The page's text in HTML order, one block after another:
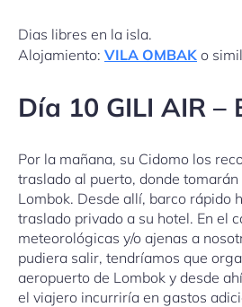
Dias libres en la isla.
Alojamiento: VILA OMBAK o
Día 10 GILI AIR –
Por la mañana, su Cidomo los
traslado al puerto, donde
Lombok. Desde allí, barco rápido
traslado privado a su hotel. En el
meteorológicas y/o ajenas a
pudiera salir, tendríamos que
aeropuerto de Lombok y desde
el viajero incurriría en gastos